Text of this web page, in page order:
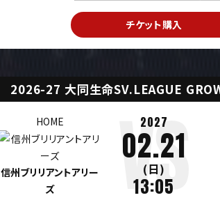
チケット購入
2026-27 大同生命SV.LEAGUE
HOME
信州ブリリアントアリー
ズ
2027
02.21
(日)
13:05